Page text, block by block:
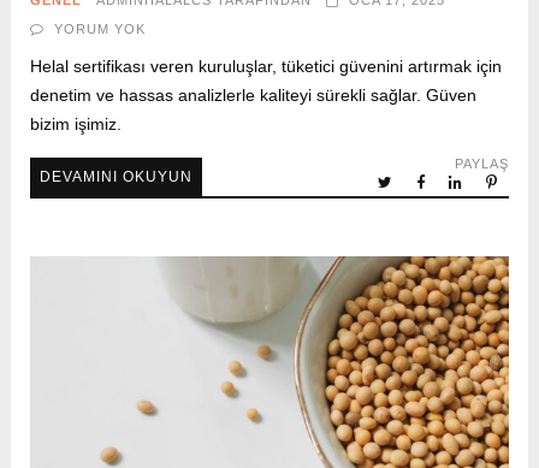
YORUM YOK
Helal sertifikası veren kuruluşlar, tüketici güvenini artırmak için
denetim ve hassas analizlerle kaliteyi sürekli sağlar. Güven
bizim işimiz.
DEVAMINI OKUYUN
PAYLAŞ